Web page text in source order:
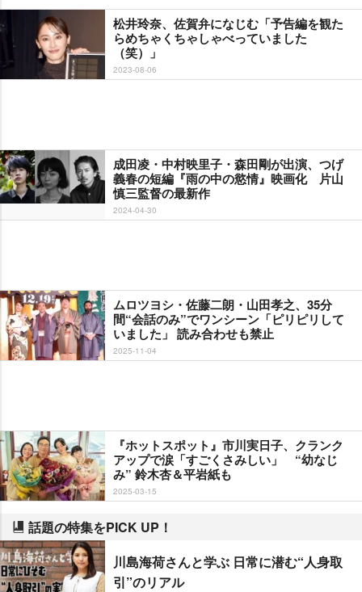
松井玲奈、佐賀弁になじむ「予告編を観た
らめちゃくちゃしゃべっていました
（笑）」
2023-08-06
成田凌・中村映里子・森田剛が出演、つげ
義春の短編『雨の中の慾情』映画化 片山
慎三監督の最新作
2024-04-30
ムロツヨシ・佐藤二朗・山田孝之、35分
間“会話のみ”でワンシーン「ピリピリして
いました」 読み合わせも禁止
2025-11-04
『ホットスポット』市川実日子、クランク
アップで涙「すごくさみしい」 “幼なじ
み” 鈴木杏＆平岩紙も
2025-03-15
話題の特集をPICK UP！
川島海荷さんと学ぶ 日常に潜む“人身取
引”のリアル